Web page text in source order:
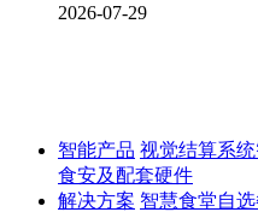
2026-07-29
智能产品 视觉结算系统
食安及配套硬件
解决方案 智慧食堂自